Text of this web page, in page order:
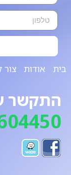
בית אודות
התקשר